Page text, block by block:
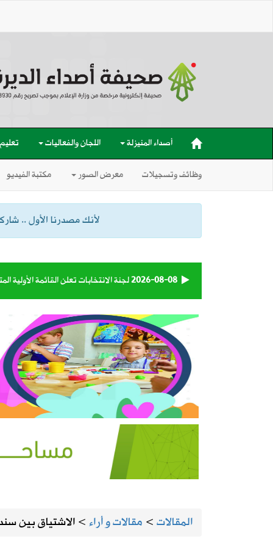
أصداء المنيزلة اللجان والفعاليات تعليم
وظائف وتسجيلات معرض الصور مكتبة الفيديو
لأنك مصدرنا الأول ..
2026-08-08‏لجنة الانتخابات تعلن القائمة
2026-08-08إعصار دولفين يضرب بقوة.. الصين
2026-08-08الهيئة العامة للنقل تعتمد اللائحة
2026-08-08
2026-08-08«إكس» تطلق برنامجًا جديدًا لمكافأة
2026-08-07 المملكة وتركيا وباكستان توقع
المقالات> مقالات و أراء>الاشتياق بين